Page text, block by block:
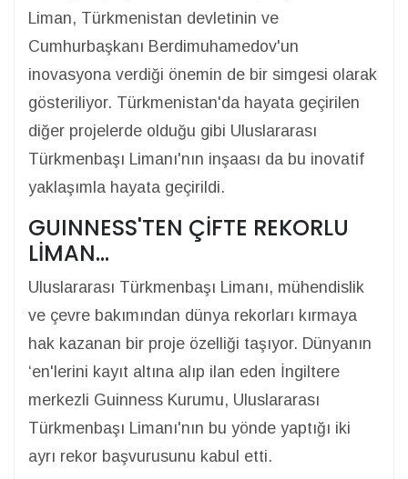
Liman, Türkmenistan devletinin ve
Cumhurbaşkanı Berdimuhamedov'un
inovasyona verdiği önemin de bir simgesi olarak
gösteriliyor. Türkmenistan'da hayata geçirilen
diğer projelerde olduğu gibi Uluslararası
Türkmenbaşı Limanı'nın inşaası da bu inovatif
yaklaşımla hayata geçirildi.
GUINNESS'TEN ÇİFTE REKORLU
LİMAN…
Uluslararası Türkmenbaşı Limanı, mühendislik
ve çevre bakımından dünya rekorları kırmaya
hak kazanan bir proje özelliği taşıyor. Dünyanın
‘en'lerini kayıt altına alıp ilan eden İngiltere
merkezli Guinness Kurumu, Uluslararası
Türkmenbaşı Limanı'nın bu yönde yaptığı iki
ayrı rekor başvurusunu kabul etti.